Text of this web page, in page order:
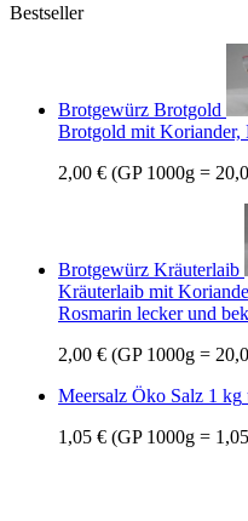
Bestseller
Brotgewürz Brotgold
Brotgold mit Koriander,
2,00 € (GP 1000g =
Brotgewürz Kräuterlaib
Kräuterlaib mit
Rosmarin lecker und
2,00 € (GP 1000g =
Meersalz Öko Salz 1 kg
1,05 € (GP 1000g =